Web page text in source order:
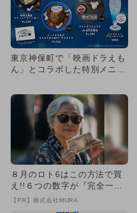
東京神保町で「映画ドラえも
ん」とコラボした特別メニュ
８月のロト6はこの方法で買
え!!６つの数字が『完全一
致』する方法
【PR】株式会社MURA